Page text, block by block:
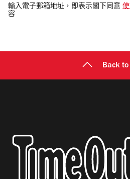
電
郵
輸入電子郵箱地址，即表示閣下同意
容
Back to